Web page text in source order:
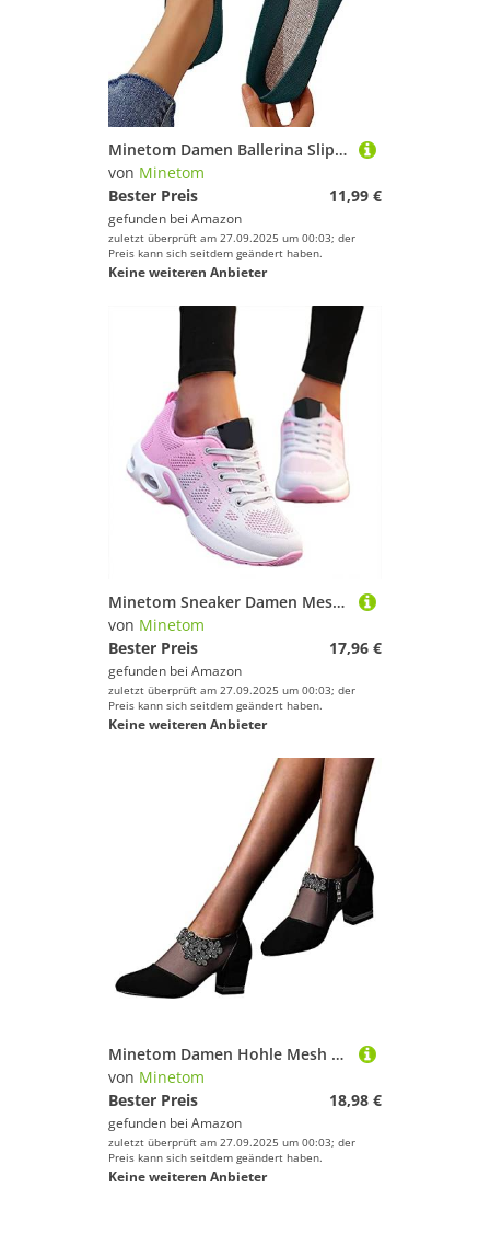
Minetom Damen Ballerina Slip On Schuhe rutschfest Stricken Sneaker Bequem Atmungsaktiv Sommer Sportlich Frauen Flache Schuhe Komfort Flats Schuhe B Grün 41 EU
von Minetom
Bester Preis
11,99 €
gefunden bei Amazon
zuletzt überprüft am 27.09.2025 um 00:03; der
Preis kann sich seitdem geändert haben.
Keine weiteren Anbieter
Minetom Sneaker Damen Mesh Laufschuhe Turnschuhe Sportschuhe Running Tennis Schuhe Straßenlaufschuhe Dämpfung Leichtgewichts Atmungsaktiv Walkingschuhe Outdoor Fitness Jogging B2 Rosa 37 EU
von Minetom
Bester Preis
17,96 €
gefunden bei Amazon
zuletzt überprüft am 27.09.2025 um 00:03; der
Preis kann sich seitdem geändert haben.
Keine weiteren Anbieter
Minetom Damen Hohle Mesh Stiefeletten Retro Blume Strass Geschlossene mit Blockabsatz Modische Netz Damenschuhe Bootsschuhe Freizeitschuhe Partyschuhe Lateinische Tanzschuhe A2 Schwarz 38 EU
von Minetom
Bester Preis
18,98 €
gefunden bei Amazon
zuletzt überprüft am 27.09.2025 um 00:03; der
Preis kann sich seitdem geändert haben.
Keine weiteren Anbieter